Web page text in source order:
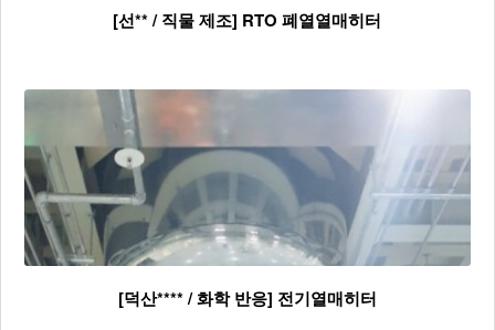
[선** / 직물 제조] RTO 폐열열매히터
[덕산**** / 화학 반응] 전기열매히터